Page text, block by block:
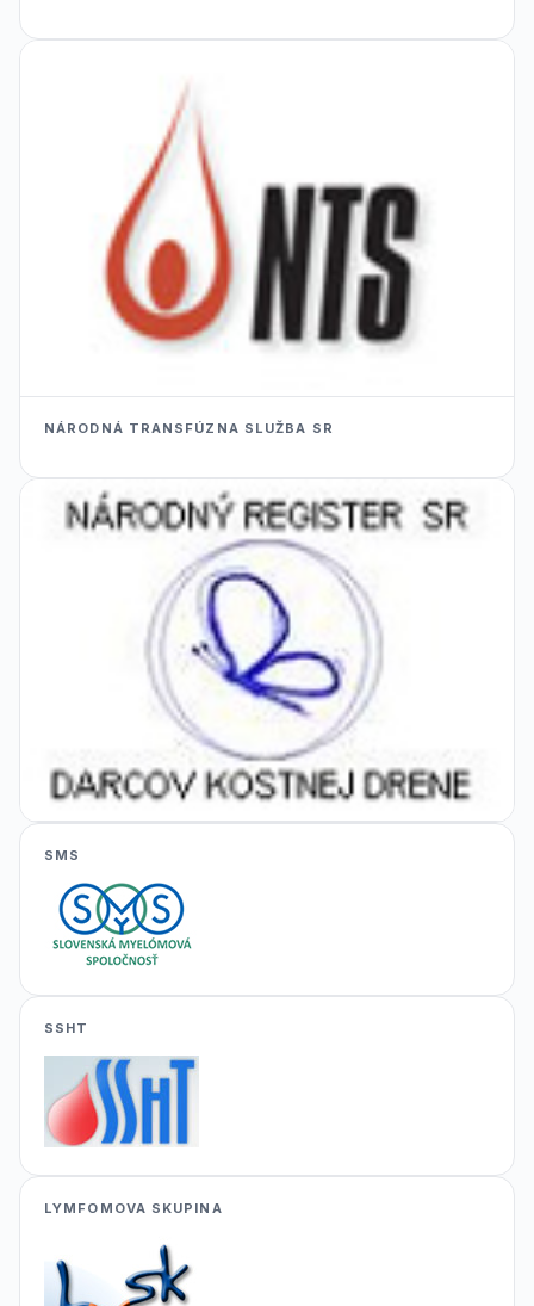
NÁRODNÁ TRANSFÚZNA SLUŽBA SR
SMS
SSHT
LYMFOMOVA SKUPINA